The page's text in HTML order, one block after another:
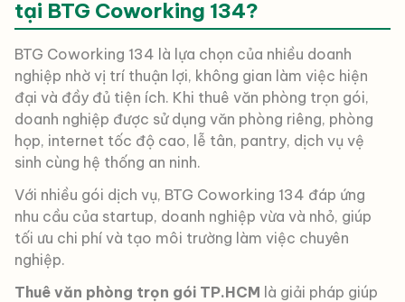
tại BTG Coworking 134?
BTG Coworking 134 là lựa chọn của nhiều doanh
nghiệp nhờ vị trí thuận lợi, không gian làm việc hiện
đại và đầy đủ tiện ích. Khi thuê văn phòng trọn gói,
doanh nghiệp được sử dụng văn phòng riêng, phòng
họp, internet tốc độ cao, lễ tân, pantry, dịch vụ vệ
sinh cùng hệ thống an ninh.
Với nhiều gói dịch vụ, BTG Coworking 134 đáp ứng
nhu cầu của startup, doanh nghiệp vừa và nhỏ, giúp
tối ưu chi phí và tạo môi trường làm việc chuyên
nghiệp.
Thuê văn phòng trọn gói TP.HCM là giải pháp giúp